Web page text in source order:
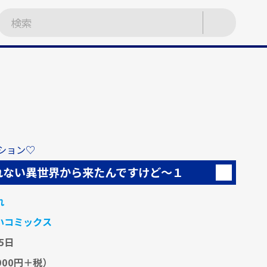
ョン♡
い異世界から来たんですけど～１
コミックス
円＋税）